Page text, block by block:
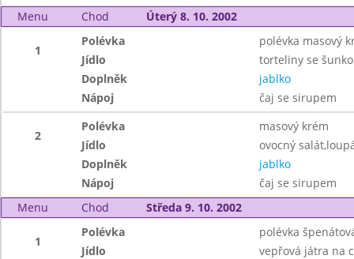
Menu
Chod Úterý 8. 10. 2002
1
Polévka
polévka masový
Jídlo
torteliny se
Doplněk
jablko
Nápoj
čaj se sirupem
2
Polévka
masový krém
Jídlo
ovocný
Doplněk
jablko
Nápoj
čaj se sirupem
Menu
Chod Středa 9. 10. 2002
1
Polévka
polévka
Jídlo
vepřová játra na